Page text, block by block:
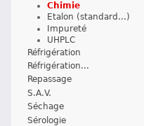
Chimie
Etalon (standard...)
Impureté
UHPLC
Réfrigération
Réfrigération...
Repassage
S.A.V.
Séchage
Sérologie